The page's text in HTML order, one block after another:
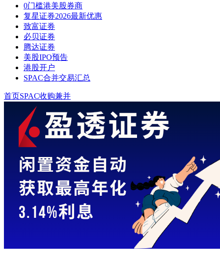
0门槛港美股券商
复星证券2026最新优惠
致富证券
必贝证券
腾达证券
美股IPO预告
港股开户
SPAC合并交易汇总
首页SPAC收购兼并